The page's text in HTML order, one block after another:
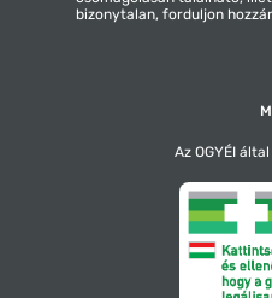
bizonytalan, forduljon
Az OGYÉI